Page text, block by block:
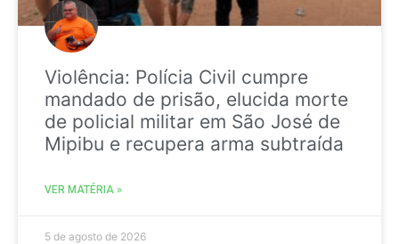
Violência: Polícia Civil cumpre
mandado de prisão, elucida morte
de policial militar em São José de
Mipibu e recupera arma subtraída
VER MATÉRIA »
5 de agosto de 2026